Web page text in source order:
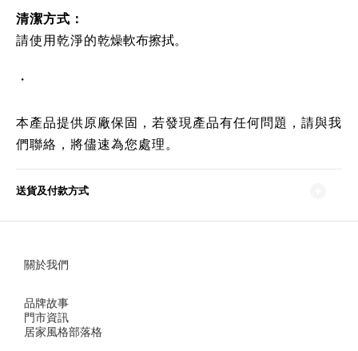
清潔方式 ：
請使用乾淨的乾燥軟布擦拭。
・
本產品提供原廠保固，若發現產品有任何問題，請與我
們聯絡，將儘速為您處理。
送貨及付款方式
關於我們
品牌故事
門市資訊
居家風格部落格